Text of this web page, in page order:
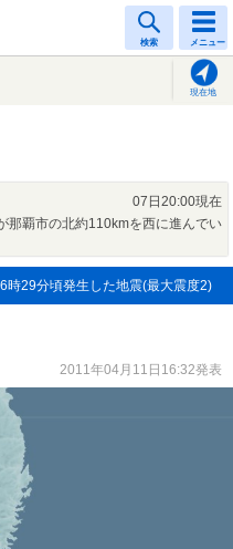
検索 メニュー
現在地
07日20:00現在
那覇市の北約110kmを西に進んでい
時29分頃発生した地震(最大震度2)
2011年04月11日16:32発表